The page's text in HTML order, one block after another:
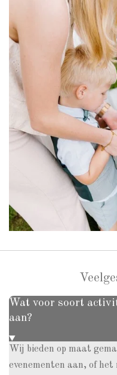
Wat voor soort
aan?
Wij bieden op maat
evenementen aan, of het